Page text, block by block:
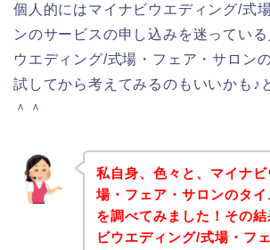
個人的にはマイナビウエディング/式
ンのサービスの申し込みを迷ってい
ウエディング/式場・フェア・サロン
試してから考えてみるのもいいかも♪
＾＾
私自身、色々と、マイナ
場・フェア・サロンのタ
を調べてみました！その
ビウエディング/式場・フ